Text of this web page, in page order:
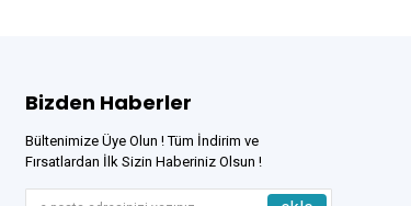
Bizden Haberler
Bültenimize Üye Olun ! Tüm İndirim ve
Fırsatlardan İlk Sizin Haberiniz Olsun !